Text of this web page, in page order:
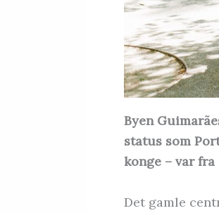
Byen
status som
konge – var fra
Det gamle